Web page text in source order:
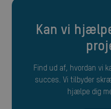
Kan vi hjælpe dig med dit
Find ud af, hvordan vi kan gøre dit projekt til en
succes. Vi tilbyder
hjælpe dig